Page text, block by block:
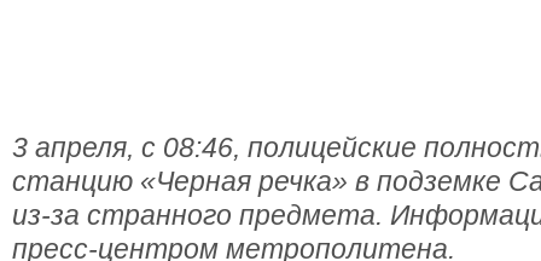
3 апреля, с 08:46, полицейские
станцию «Черная речка» в подземке
из-за странного предмета.
пресс-центром метрополитена.